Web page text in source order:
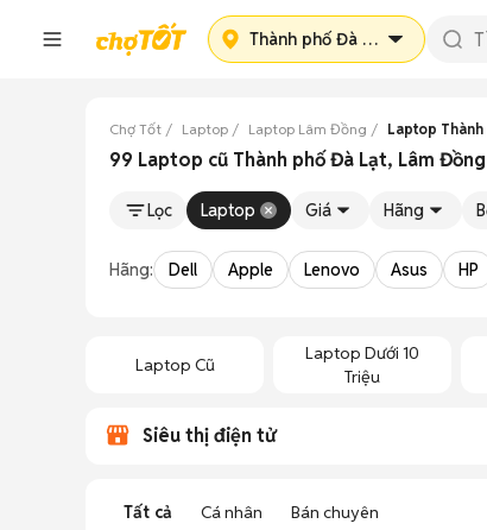
Thành phố Đà Lạt
Chợ Tốt Laptop Laptop Lâm Đồng Laptop
99 Laptop cũ Thành phố Đà Lạt, Lâm
Lọc Laptop Giá Hãng
Hãng: Dell Apple Lenovo Asus HP
Laptop Cũ
Laptop Dưới 10
Triệu
Siêu thị điện tử
Tất cả Cá nhân Bán chuyên